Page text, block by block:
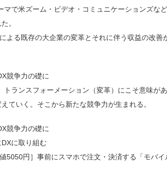
マで米ズーム・ビデオ・コミュニケーションズな
。
よる既存の大企業の変革とそれに伴う収益の改善
競争力の礎に
ランスフォーメーション（変革）にこそ意味があ
ていく。そこから新たな競争力が生まれる。
競争力の礎に
DXに取り組む
5050円］事前にスマホで注文・決済する「モバイ